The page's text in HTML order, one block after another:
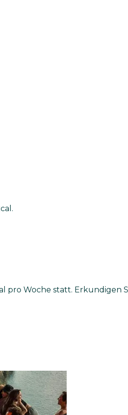
pro Woche statt. Erkundigen